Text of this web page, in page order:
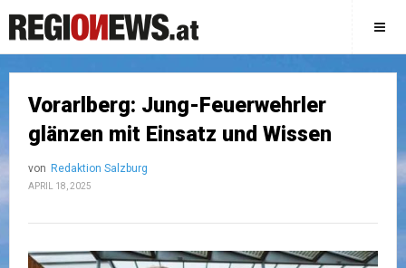
Vorarlberg: Jung-Feuerwehrler
glänzen mit Einsatz und Wissen
von Redaktion Salzburg
APRIL 18, 2025